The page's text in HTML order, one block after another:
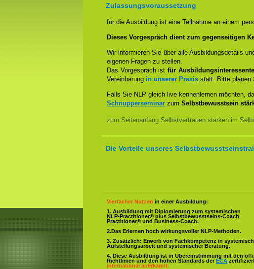
Zulassungsvoraussetzung
für die Ausbildung ist eine Teilnahme an einem
Dieses Vorgespräch dient zum gegenseitigen
Wir informieren Sie über alle Ausbildungsdetails
eigenen Fragen zu stellen.
Das Vorgespräch ist für
Vereinbarung in unserer Praxis statt. Bitte planen
Falls Sie NLP gleich live kennenlernen möchten,
Schnupperseminar zum Selbstbewusstsein
zum Seitenanfang Selbstvertrauen stärken im
Die Vorteile unseres
Vierfacher Nutzen in einer Ausbildung:
1. Ausbildung mit Diplomierung zum systemischen
NLP-Practitioner® plus Selbstbewusstseins-Coach
Practitioner® und Business-Coach.
2.Das Erlernen hoch wirkungsvoller NLP-Methoden.
3. Zusätzlich: Erwerb von Fachkompetenz in
Aufstellungsarbeit und systemischer Beratung.
4. Diese Ausbildung ist in Übereinstimmung mit den
Richtlinien und den hohen Standards der ECA
international anerkannt.